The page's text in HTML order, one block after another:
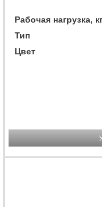
Рабочая нагрузка,
Тип
Цвет